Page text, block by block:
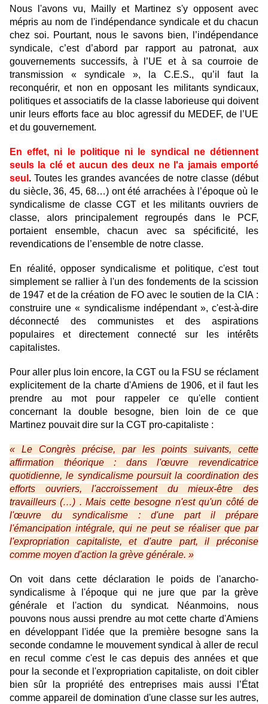
Nous l'avons vu, Mailly et Martinez s'y opposent avec
mépris au nom de l'indépendance syndicale et du chacun
chez soi. Pourtant, nous le savons bien, l’indépendance
syndicale, c’est d’abord par rapport au patronat, aux
gouvernements successifs, à l’UE et à sa courroie de
transmission « syndicale », la C.E.S., qu’il faut la
reconquérir, et non en opposant les militants syndicaux,
politiques et associatifs de la classe laborieuse qui doivent
unir leurs efforts face au bloc agressif du MEDEF, de l’UE
et du gouvernement.
En effet, ni le politique ni le syndical ne détiennent
seuls la clé et aucun des deux ne l'a jamais emporté
seul . Toutes les grandes avancées de notre classe (début
du siècle, 36, 45, 68…) ont été arrachées à l’époque où le
syndicalisme de classe CGT et les militants ouvriers de
classe, alors principalement regroupés dans le PCF,
portaient ensemble, chacun avec sa spécificité, les
revendications de l’ensemble de notre classe.
En réalité, opposer syndicalisme et politique, c'est tout
simplement se rallier à l'un des fondements de la scission
de 1947 et de la création de FO avec le soutien de la CIA :
construire une « syndicalisme indépendant », c'est-à-dire
déconnecté des communistes et des aspirations
populaires et directement connecté sur les intérêts
capitalistes.
Pour aller plus loin encore, la CGT ou la FSU se réclament
explicitement de la charte d'Amiens de 1906, et il faut les
prendre au mot pour rappeler ce qu'elle contient
concernant la double besogne, bien loin de ce que
Martinez pouvait dire sur la CGT pro-capitaliste :
« Le Congrès précise, par les points suivants, cette
affirmation théorique : dans l'œuvre revendicatrice
quotidienne, le syndicalisme poursuit la coordination des
efforts ouvriers, l'accroissement du mieux-être des
travailleurs (…) . Mais cette besogne n'est qu'un côté de
l'œuvre du syndicalisme : d'une part il prépare
l'émancipation intégrale, qui ne peut se réaliser que par
l'expropriation capitaliste, et d'autre part, il préconise
comme moyen d'action la grève générale. »
On voit dans cette déclaration le poids de l'anarcho-
syndicalisme à l'époque qui ne jure que par la grève
générale et l'action du syndicat. Néanmoins, nous
pouvons nous aussi prendre au mot cette charte d'Amiens
en développant l'idée que la première besogne sans la
seconde condamne le mouvement syndical à aller de recul
en recul comme c'est le cas depuis des années et que
pour la seconde et l'expropriation capitaliste, on doit cibler
bien sûr la propriété des entreprises mais aussi l’État
comme appareil de domination d'une classe sur les autres,